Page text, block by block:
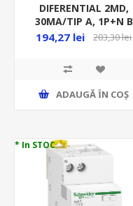
DIFERENTIAL 2MD,
30MA/TIP A, 1P+N B
10A, 10KA, RCBO, KZS-
194,27 lei 203,30 lei
ADAUGĂ ȊN COŞ
* In STOC